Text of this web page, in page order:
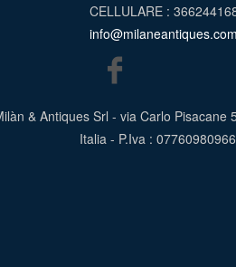
CELLULARE :
info@milaneantiques.com
& Antiques Srl - via Carlo Pisacane
Italia - P.Iva :